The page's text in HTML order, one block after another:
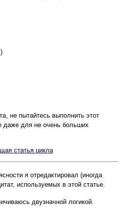
не пытайтесь выполнить этот
даже для не очень больших
статья цикла
я отредактировал (иногда
используемых в этой статье.
двузначной логикой.